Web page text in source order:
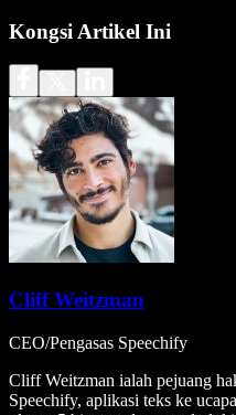
Kongsi Artikel Ini
Cliff Weitzman
CEO/Pengasas Speechify
Cliff Weitzman ialah pejuang
Speechify, aplikasi teks ke